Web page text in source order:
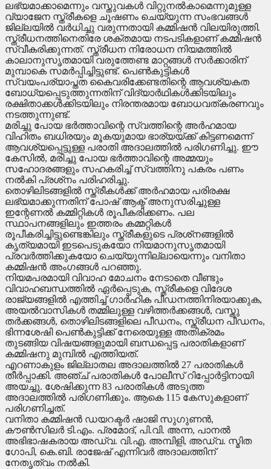
ലഭ്യമാക്കാമെന്നും വസ്തുവകള്‍ വിറ്റുനല്‍കാമെന്നുമുള്ള
വ്യാജേന സ്ത്രീകളെ ചൂഷണം ചെയ്യുന്ന സംഭവങ്ങള്‍
ജില്ലയില്‍ വര്‍ധിച്ചു വരുന്നതായി കമ്മിഷന്‍ വിലയിരുത്തി.
സ്ത്രീധനത്തിനെതിരേ ശക്തമായ നടപടികളാണ് കമ്മിഷന്‍
സ്വീകരിക്കുന്നത്. സ്ത്രീധന നിരോധന നിയമത്തില്‍
കാലാനുസൃതമായി വരുത്തേണ്ട മാറ്റങ്ങള്‍ സര്‍ക്കാരിന്
മുമ്പാകെ സമര്‍പ്പിച്ചിട്ടുണ്ട്. പെണ്‍കുട്ടികള്‍
സ്വയംപര്യാപ്തത കൈവരിക്കേണ്ടതിന്റെ ആവശ്യകത
ബോധ്യപ്പെടുത്തുന്നതിന് വിദ്യാര്‍ഥികള്‍ക്കിടയിലും
രക്ഷിതാക്കള്‍ക്കിടയിലും നിരന്തരമായ ബോധവത്കരണവും
നടത്തുന്നുണ്ട്.
മരിച്ചു പോയ ഭര്‍ത്താവിന്റെ സ്വത്തിന്റെ അര്‍ഹമായ
വിഹിതം ബധിരയും മൂകയുമായ ഭാര്യയ്ക്ക് കിട്ടണമെന്ന്
ആവശ്യപ്പെട്ടുള്ള പരാതി അദാലത്തില്‍ പരിഗണിച്ചു. ഈ
കേസില്‍, മരിച്ചു പോയ ഭര്‍ത്താവിന്റെ അമ്മയും
സഹോദരങ്ങളും സഹകരിച്ച് സ്വത്തിനു പകരം പണം
നല്‍കി പ്രശ്‌നം പരിഹരിച്ചു.
തൊഴിലിടങ്ങളില്‍ സ്ത്രീകള്‍ക്ക് അര്‍ഹമായ പരിരക്ഷ
ലഭ്യമാക്കുന്നതിന് പോഷ് ആക്ട് അനുസരിച്ചുള്ള
ഇന്റേണല്‍ കമ്മിറ്റികള്‍ രൂപീകരിക്കണം. പല
സ്ഥാപനങ്ങളിലും ഇത്തരം കമ്മറ്റികള്‍
രൂപീകരിച്ചിട്ടുണ്ടെങ്കിലും സ്ത്രീകളുടെ പ്രശ്‌നങ്ങളില്‍
കൃത്യമായി ഇടപെടുകയോ നിയമാനുസൃതമായി
പ്രവര്‍ത്തിക്കുകയോ ചെയ്യുന്നില്ലായെന്നും വനിതാ
കമ്മിഷന്‍ അംഗങ്ങള്‍ പറഞ്ഞു.
നിയമപരമായി വിവാഹ മോചനം നേടാതെ വീണ്ടും
വിവാഹബന്ധത്തില്‍ ഏര്‍പ്പെടുക, സ്ത്രീകളെ വിദേശ
രാജ്യങ്ങളില്‍ എത്തിച്ച് ഗാര്‍ഹിക പീഡനത്തിനിരയാക്കുക,
അയല്‍വാസികള്‍ തമ്മിലുള്ള വഴിത്തര്‍ക്കങ്ങള്‍, വസ്തു
തര്‍ക്കങ്ങള്‍, തൊഴിലിടങ്ങളിലെ പീഡനം, സ്ത്രീധന പീഡനം,
ഭിന്നശേഷി പെണ്‍കുട്ടിക്ക് നേരെയുള്ള അതിക്രമം
തുടങ്ങിയ വിഷയങ്ങളുമായി ബന്ധപ്പെട്ട പരാതികളാണ്
കമ്മിഷനു മുമ്പില്‍ എത്തിയത്.
എറണാകുളം ജില്ലാതല അദാലത്തില്‍ 27 പരാതികള്‍
തീര്‍പ്പാക്കി. അഞ്ച് പരാതികള്‍ പോലീസ് റിപ്പോര്‍ട്ടിനായി
അയച്ചു. ശേഷിക്കുന്ന 83 പരാതികള്‍ അടുത്ത
അദാലത്തില്‍ പരിഗണിക്കും. ആകെ 115 കേസുകളാണ്
പരിഗണിച്ചത്.
വനിതാ കമ്മിഷന്‍ ഡയറക്ടര്‍ ഷാജി സുഗുണന്‍,
കൗണ്‍സിലര്‍ ടി.എം. പ്രമോദ്, പി.വി. അന്ന, പാനല്‍
അഭിഭാഷകരായ അഡ്വ. വി.എ. അമ്പിളി, അഡ്വ. സ്മിത
ഗോപി, കെ.ബി. രാജേഷ് എന്നിവര്‍ അദാലത്തിന്
നേതൃത്വം നല്‍കി.